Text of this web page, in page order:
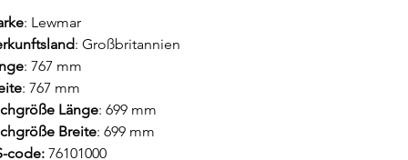
: Lewmar
: Großbritannien
: 767 mm
: 767 mm
Länge: 699 mm
Breite: 699 mm
code: 76101000